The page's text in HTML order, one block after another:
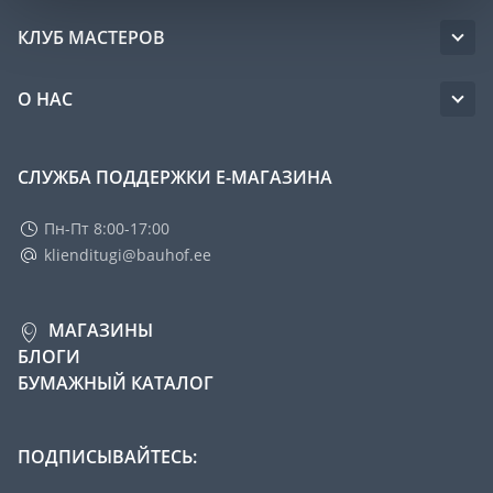
КЛУБ МАСТЕРОВ
О НАС
СЛУЖБА ПОДДЕРЖКИ Е-МАГАЗИНА
Пн-Пт 8:00-17:00
klienditugi@bauhof.ee
МАГАЗИНЫ
БЛОГИ
БУМАЖНЫЙ КАТАЛОГ
ПОДПИСЫВАЙТЕСЬ: